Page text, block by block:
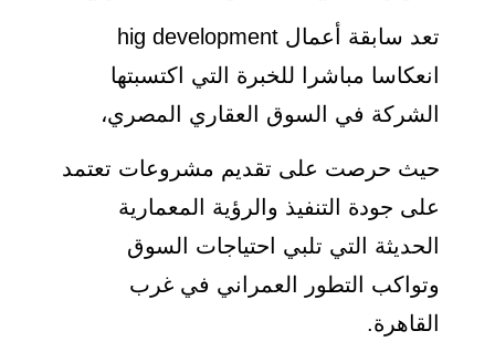
تعد سابقة أعمال hig development
انعكاسا مباشرا للخبرة التي اكتسبتها
الشركة في السوق العقاري المصري،
حيث حرصت على تقديم مشروعات تعتمد
على جودة التنفيذ والرؤية المعمارية
الحديثة التي تلبي احتياجات السوق
وتواكب التطور العمراني في غرب
القاهرة.